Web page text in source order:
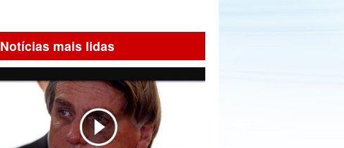
Notícias mais lidas